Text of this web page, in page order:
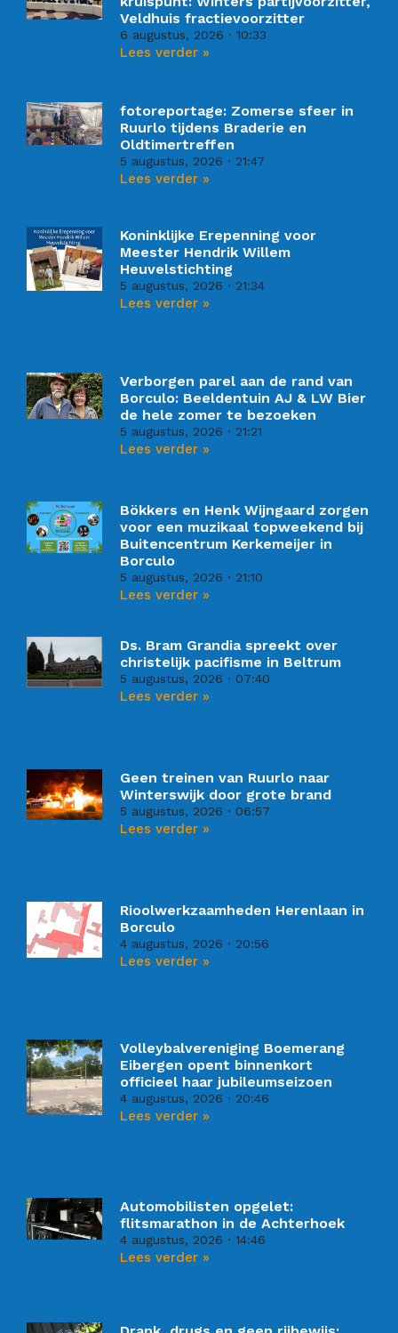
Veldhuis fractievoorzitter
6 augustus, 2026 10:33
Lees verder »
fotoreportage: Zomerse sfeer in
Ruurlo tijdens Braderie en
Oldtimertreffen
5 augustus, 2026 21:47
Lees verder »
Koninklijke Erepenning voor
Meester Hendrik Willem
Heuvelstichting
5 augustus, 2026 21:34
Lees verder »
Verborgen parel aan de rand van
Borculo: Beeldentuin AJ & LW Bier
de hele zomer te bezoeken
5 augustus, 2026 21:21
Lees verder »
Bökkers en Henk Wijngaard zorgen
voor een muzikaal topweekend bij
Buitencentrum Kerkemeijer in
Borculo
5 augustus, 2026 21:10
Lees verder »
Ds. Bram Grandia spreekt over
christelijk pacifisme in Beltrum
5 augustus, 2026 07:40
Lees verder »
Geen treinen van Ruurlo naar
Winterswijk door grote brand
5 augustus, 2026 06:57
Lees verder »
Rioolwerkzaamheden Herenlaan in
Borculo
4 augustus, 2026 20:56
Lees verder »
Volleybalvereniging Boemerang
Eibergen opent binnenkort
officieel haar jubileumseizoen
4 augustus, 2026 20:46
Lees verder »
Automobilisten opgelet:
flitsmarathon in de Achterhoek
4 augustus, 2026 14:46
Lees verder »